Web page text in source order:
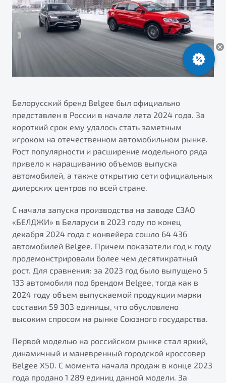
S50
Элегантный и практичный седан
от 1 699 990 ₽*
Обзор В наличии
X70
Автокредит
Трейд-ин
Расчет КАСКО
Узнайте о специальных выгодах при покупке
автомобиля Belgee
Подробно
Автомобили в наличии
Тест-драйв
Автокредит
Спецпредложения
ПОДДЕРЖКА
Гарантия Belgee
Клиентская поддержка
Помощь на дорогах
Belgee Клуб
Belgee Плюс
Реферальная программа
Будьте еще более уверены на дорогах с программой
"Помощь на дорогах"
Преимущества программы
Запись на сервис
О дилерском центре
Правовая информация
Белорусский бренд Belgee был официально
представлен в России в начале лета 2024 года. За
короткий срок ему удалось стать заметным
игроком на отечественном автомобильном рынке.
Рост популярности и расширение модельного ряда
привело к наращиванию объемов выпуска
автомобилей, а также открытию сети официальных
дилерских центров по всей стране.
С начала запуска производства на заводе СЗАО
«БЕЛДЖИ» в Беларуси в 2023 году по конец
декабря 2024 года с конвейера сошло 64 436
автомобилей Belgee. Причем показатели год к году
продемонстрировали более чем десятикратный
рост. Для сравнения: за 2023 год было выпущено 5
133 автомобиля под брендом Belgee, тогда как в
2024 году объем выпускаемой продукции марки
составил 59 303 единицы, что обусловлено
высоким спросом на рынке Союзного государства.
Первой моделью на российском рынке стал яркий,
динамичный и маневренный городской кроссовер
Belgee X50. С момента начала продаж в конце 2023
года продано 1 289 единиц данной модели. За